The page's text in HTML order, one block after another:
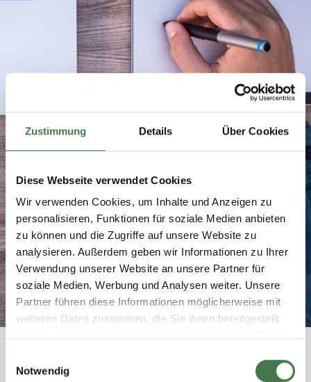
Zustimmung Details Über Cookies
Diese Webseite verwendet Cookies
Wir verwenden Cookies, um Inhalte und Anzeigen zu
personalisieren, Funktionen für soziale Medien anbieten
zu können und die Zugriffe auf unsere Website zu
analysieren. Außerdem geben wir Informationen zu Ihrer
Verwendung unserer Website an unsere Partner für
soziale Medien, Werbung und Analysen weiter. Unsere
Partner führen diese Informationen möglicherweise mit
weiteren Daten zusammen, die Sie ihnen bereitgestellt
Notwendig
KARRIERE